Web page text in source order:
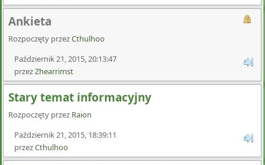
Ankieta
Rozpoczęty przezCthulhoo
Październik 21, 2015, 20:13:47
przezZhearrimst
Stary temat informacyjny
Rozpoczęty przez Raion
Październik 21, 2015, 18:39:11
przezCthulhoo